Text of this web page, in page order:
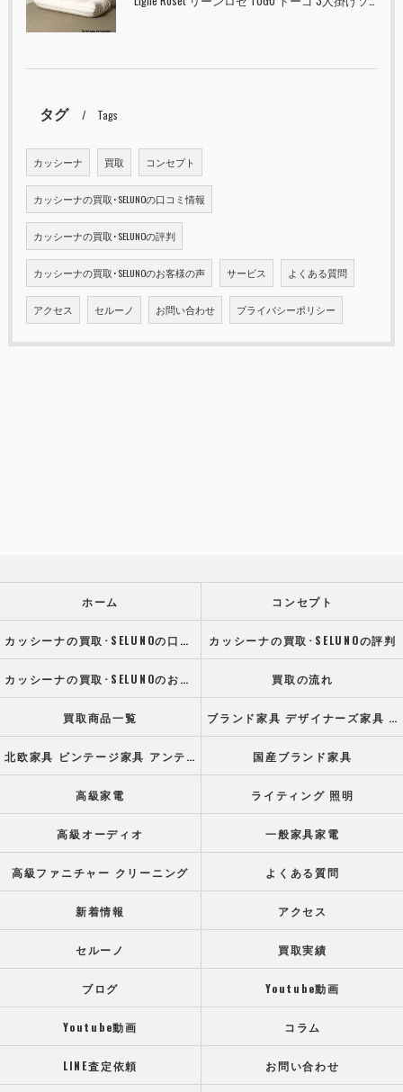
タグ Tags
カッシーナ 買取 コンセプト
カッシーナの買取･SELUNOの口コミ情報
カッシーナの買取･SELUNOの評判
カッシーナの買取･SELUNOのお客様の声 サービス よくある質問
アクセス セルーノ お問い合わせ プライバシーポリシー
ホーム コンセプト
カッシーナの買取･SELUNOの口コミ情報 カッシーナの買取･SELUNOの評判
カッシーナの買取･SELUNOのお客様の声 買取の流れ
買取商品一覧 ブランド家具 デザイナーズ家具 高級オフィス家具
北欧家具 ビンテージ家具 アンティーク家具 国産ブランド家具
高級家電 ライティング 照明
高級オーディオ 一般家具家電
高級ファニチャー クリーニング よくある質問
新着情報 アクセス
セルーノ 買取実績
ブログ Youtube動画
Youtube動画 コラム
LINE査定依頼 お問い合わせ